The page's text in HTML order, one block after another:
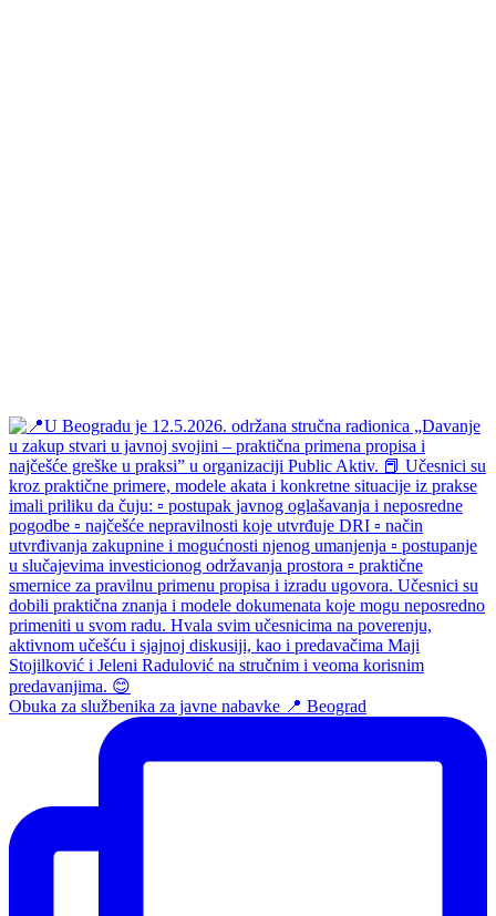
Obuka za službenika za javne nabavke 📍 Beograd